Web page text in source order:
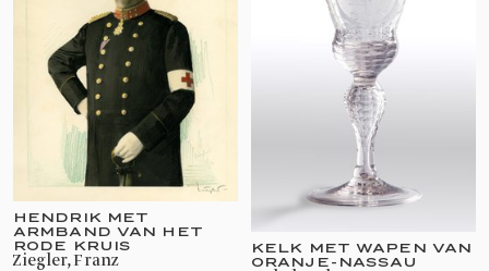
HENDRIK MET
ARMBAND VAN HET
RODE KRUIS
Ziegler, Franz
KELK MET WAPEN VAN
ORANJE-NASSAU